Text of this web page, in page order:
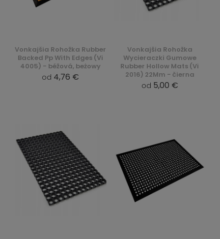
Vonkajšia Rohožka Rubber
Backed Pp With Edges (Vi
4005) - béžová, beżowy
od 4,76 €
Vonkajšia Rohožka
Wycieraczki Gumowe
Rubber Hollow Mats (Vi
2016) 22Mm - čierna
od 5,00 €